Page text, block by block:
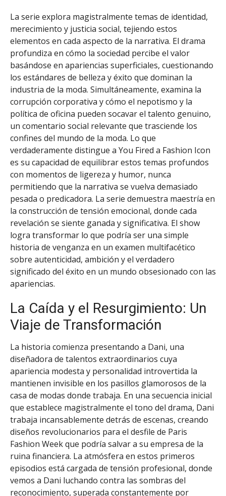
La serie explora magistralmente temas de identidad,
merecimiento y justicia social, tejiendo estos
elementos en cada aspecto de la narrativa. El drama
profundiza en cómo la sociedad percibe el valor
basándose en apariencias superficiales, cuestionando
los estándares de belleza y éxito que dominan la
industria de la moda. Simultáneamente, examina la
corrupción corporativa y cómo el nepotismo y la
política de oficina pueden socavar el talento genuino,
un comentario social relevante que trasciende los
confines del mundo de la moda. Lo que
verdaderamente distingue a You Fired a Fashion Icon
es su capacidad de equilibrar estos temas profundos
con momentos de ligereza y humor, nunca
permitiendo que la narrativa se vuelva demasiado
pesada o predicadora. La serie demuestra maestría en
la construcción de tensión emocional, donde cada
revelación se siente ganada y significativa. El show
logra transformar lo que podría ser una simple
historia de venganza en un examen multifacético
sobre autenticidad, ambición y el verdadero
significado del éxito en un mundo obsesionado con las
apariencias.
La Caída y el Resurgimiento: Un
Viaje de Transformación
La historia comienza presentando a Dani, una
diseñadora de talentos extraordinarios cuya
apariencia modesta y personalidad introvertida la
mantienen invisible en los pasillos glamorosos de la
casa de modas donde trabaja. En una secuencia inicial
que establece magistralmente el tono del drama, Dani
trabaja incansablemente detrás de escenas, creando
diseños revolucionarios para el desfile de Paris
Fashion Week que podría salvar a su empresa de la
ruina financiera. La atmósfera en estos primeros
episodios está cargada de tensión profesional, donde
vemos a Dani luchando contra las sombras del
reconocimiento, superada constantemente por